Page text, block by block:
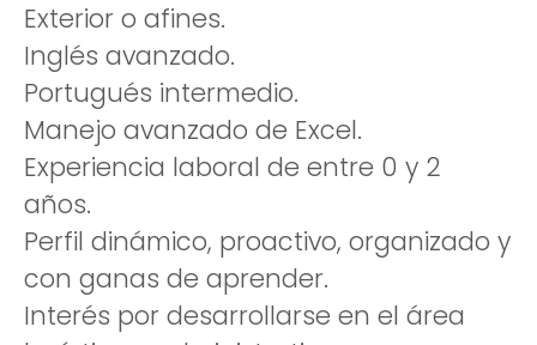
Exterior o afines.
Inglés avanzado.
Portugués intermedio.
Manejo avanzado de Excel.
Experiencia laboral de entre 0 y 2
años.
Perfil dinámico, proactivo, organizado y
con ganas de aprender.
Interés por desarrollarse en el área